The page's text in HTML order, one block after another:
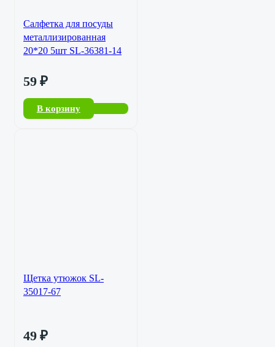
Салфетка для посуды
металлизированная
20*20 5шт SL-36381-14
59 ₽
В корзину
Щетка утюжок SL-
35017-67
49 ₽